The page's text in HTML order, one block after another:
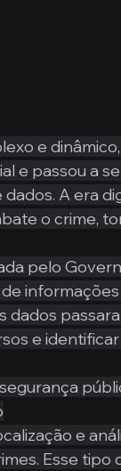
e
e passou a
A era
o crime,
pelo
dados
e
e
Esse